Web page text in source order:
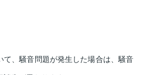
て、騒音問題が発生した場合は、騒音